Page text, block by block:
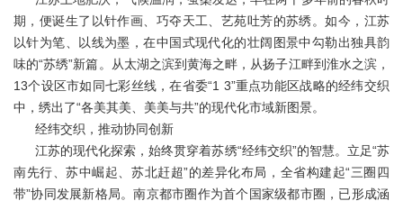
期，便诞生了以针作画、巧夺天工、艺苑吐芳的苏绣。如今，江苏
以针为笔、以线为墨，在中国式现代化的壮阔图景中勾勒出独具韵
味的“苏绣”新篇。从太湖之滨到黄海之畔，从扬子江畔到淮水之滨，
13个设区市如同七彩丝线，在省委“1 3”重点功能区战略的经纬交织
中，绣出了“各美其美、美美与共”的现代化市域新图景。
经纬交织，推动协同创新
江苏的现代化探索，始终贯穿着苏绣“经纬交织”的智慧。立足“苏
南先行、苏中崛起、苏北赶超”的差异化布局，全省构建起“三圈四
带”协同发展新格局。南京都市圈作为首个国家级都市圈，已形成涵